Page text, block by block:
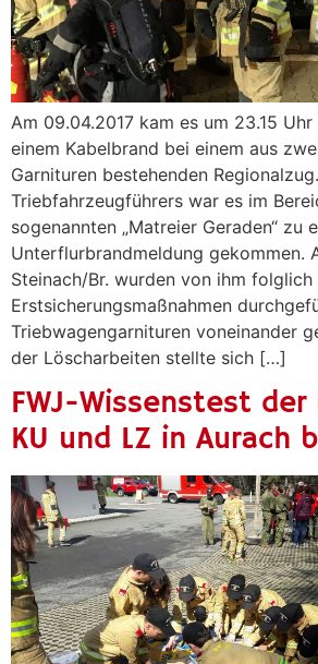
Am 09.04.2017 kam es um 23.15
einem Kabelbrand bei einem aus
Garnituren bestehenden
Triebfahrzeugführers war es im
sogenannten „Matreier Geraden“ zu
Unterflurbrandmeldung gekommen.
Steinach/Br. wurden von ihm
Erstsicherungsmaßnahmen
Triebwagengarnituren voneinander
der Löscharbeiten stellte sich […]
FWJ-Wissenstest der
KU und LZ in Aurach